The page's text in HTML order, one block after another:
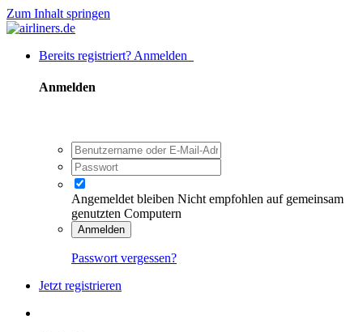
Zum Inhalt springen
Bereits registriert? Anmelden
Anmelden
Angemeldet bleiben Nicht empfohlen auf gemeinsam
genutzten Computern
Anmelden
Passwort vergessen?
Jetzt registrieren